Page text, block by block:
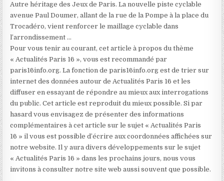
Autre héritage des Jeux de Paris. La nouvelle piste cyclable
avenue Paul Doumer, allant de la rue de la Pompe à la place du
Trocadéro, vient renforcer le maillage cyclable dans
l’arrondissement …
Pour vous tenir au courant, cet article à propos du thème
« Actualités Paris 16 », vous est recommandé par
paris16info.org. La fonction de paris16info.org est de trier sur
internet des données autour de Actualités Paris 16 et les
diffuser en essayant de répondre au mieux aux interrogations
du public. Cet article est reproduit du mieux possible. Si par
hasard vous envisagez de présenter des informations
complémentaires à cet article sur le sujet « Actualités Paris
16 » il vous est possible d’écrire aux coordonnées affichées sur
notre website. Il y aura divers développements sur le sujet
« Actualités Paris 16 » dans les prochains jours, nous vous
invitons à consulter notre site web aussi souvent que possible.